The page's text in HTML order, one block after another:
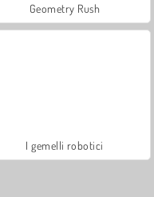
Geometry Rush
I gemelli robotici